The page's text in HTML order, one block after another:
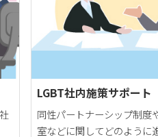
LGBT社内施策サポート
同性パートナーシップ制度
室などに関してどのよう